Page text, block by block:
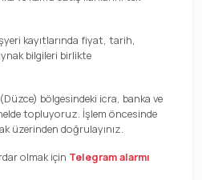
kayıtlarında fiyat, tarih,
bilgileri birlikte
bölgesindeki icra, banka ve
topluyoruz. İşlem öncesinde
üzerinden doğrulayınız.
olmak için Telegram alarmı